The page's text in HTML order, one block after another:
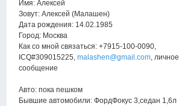
Имя: Алексей
Зовут: Алексей (Малашен)
Дата рождения: 14.02.1985
Город: Москва
Как со мной связаться: +7915-100-0090,
ICQ#309015225,malashen@gmail.com, личное
сообщение
Авто: пока пешком
Бывшие автомобили: ФордФокус 3,седан 1,6л